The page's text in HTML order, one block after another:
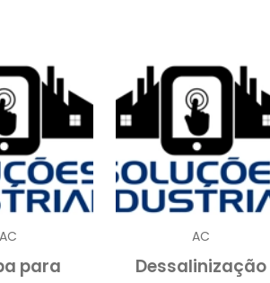
de parafuso se torna crucial. A
fixação eficiente, mas também
dos projetos que utilizam
PARA
está diretamente relacionada
esses parafusos são feitos de
e aumenta sua vida útil em
AC
para
AC
Dessalinização